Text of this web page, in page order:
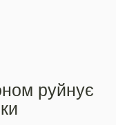
руйнує